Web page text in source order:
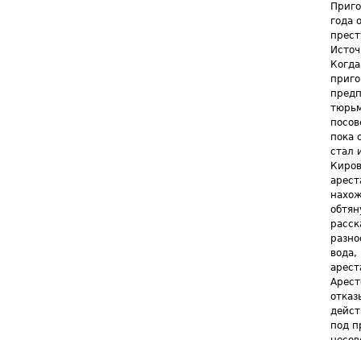
года
пока
стал
вода,
под